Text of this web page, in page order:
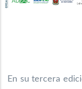
En su tercera